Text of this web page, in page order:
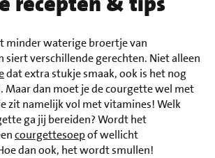
minder waterige broertje van
siert verschillende gerechten. Niet alleen
dat extra stukje smaak, ook is het nog
Maar dan moet je de courgette wel met
zit namelijk vol met vitamines! Welk
ga jij bereiden? Wordt het
courgettesoepof wellicht
dan ook, het wordt smullen!